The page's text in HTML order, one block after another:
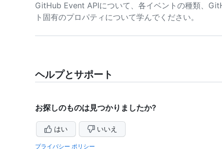
GitHub Event APIについて、各イベントの種類、
ト固有のプロパティについて学んでください。
ヘルプとサポート
お探しのものは見つかりましたか?
はい いいえ
プライバシー ポリシー